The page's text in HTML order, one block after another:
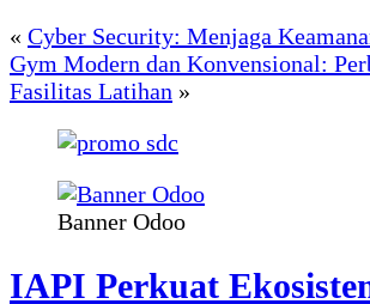
« Cyber Security: Menjaga
Gym Modern dan Konvensional:
Fasilitas Latihan »
Banner Odoo
IAPI Perkuat